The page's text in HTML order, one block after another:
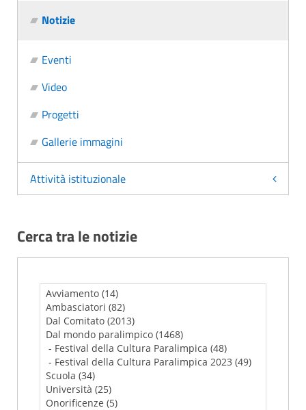
Notizie
Eventi
Video
Progetti
Gallerie immagini
Attività istituzionale
Cerca tra le notizie